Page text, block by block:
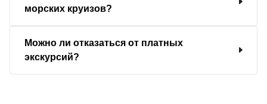
морских круизов?
Можно ли отказаться от платных
экскурсий?